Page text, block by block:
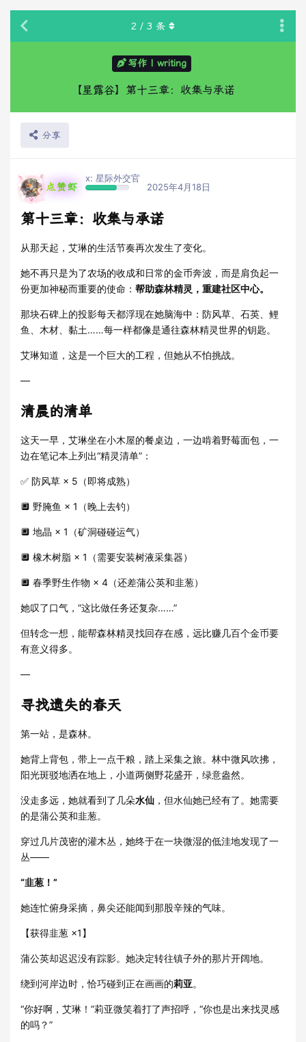
写作 | writing
【星露谷】第十三章：收集与承诺
分享
2 / 3 条
点赞虾
x: 星际外交官
2025年4月18日
第十三章：收集与承诺
从那天起，艾琳的生活节奏再次发生了变化。
她不再只是为了农场的收成和日常的金币奔波，而是肩负起一
份更加神秘而重要的使命： 帮助森林精灵，重建社区中心。
那块石碑上的投影每天都浮现在她脑海中：防风草、石英、鲤
鱼、木材、黏土……每一样都像是通往森林精灵世界的钥匙。
艾琳知道，这是一个巨大的工程，但她从不怕挑战。
—
清晨的清单
这天一早，艾琳坐在小木屋的餐桌边，一边啃着野莓面包，一
边在笔记本上列出“精灵清单”：
✅ 防风草 × 5（即将成熟）
🔲 野腌鱼 × 1（晚上去钓）
🔲 地晶 × 1（矿洞碰碰运气）
🔲 橡木树脂 × 1（需要安装树液采集器）
🔲 春季野生作物 × 4（还差蒲公英和韭葱）
她叹了口气，“这比做任务还复杂……”
但转念一想，能帮森林精灵找回存在感，远比赚几百个金币要
有意义得多。
—
寻找遗失的春天
第一站，是森林。
她背上背包，带上一点干粮，踏上采集之旅。林中微风吹拂，
阳光斑驳地洒在地上，小道两侧野花盛开，绿意盎然。
没走多远，她就看到了几朵水仙 ，但水仙她已经有了。她需要
的是蒲公英和韭葱。
穿过几片茂密的灌木丛，她终于在一块微湿的低洼地发现了一
丛——
“韭葱！”
她连忙俯身采摘，鼻尖还能闻到那股辛辣的气味。
【获得韭葱 ×1】
蒲公英却迟迟没有踪影。她决定转往镇子外的那片开阔地。
绕到河岸边时，恰巧碰到正在画画的莉亚。
“你好啊，艾琳！”莉亚微笑着打了声招呼，“你也是出来找灵感
的吗？”